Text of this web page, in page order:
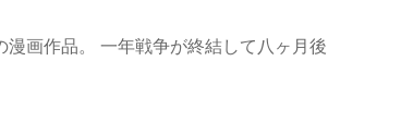
画作品。 一年戦争が終結して八ヶ月後